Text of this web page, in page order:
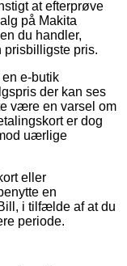
at efterprøve
på Makita
du handler,
prisbilligste pris.
e-butik
der kan ses
være en varsel om
er dog
uærlige
eller
en
i tilfælde af at du
periode.